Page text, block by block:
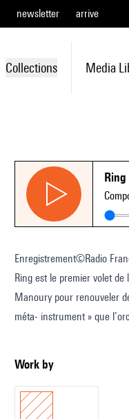
newsletter arrive
Collections Media
Enregistrement©Radio
Ring est le premier volet
Manoury pour renouveler
méta- instrument » que
Work by